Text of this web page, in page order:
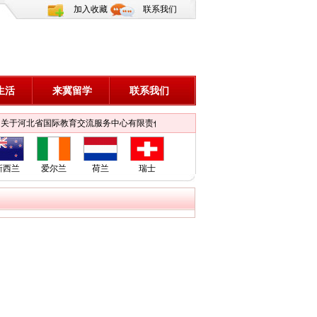
联系我们
加入收藏
活 来冀留学 联系我们
于河北省国际教育交流服务中心有限责任公司办公地址搬迁的公告
西兰 爱尔兰 荷兰 瑞士